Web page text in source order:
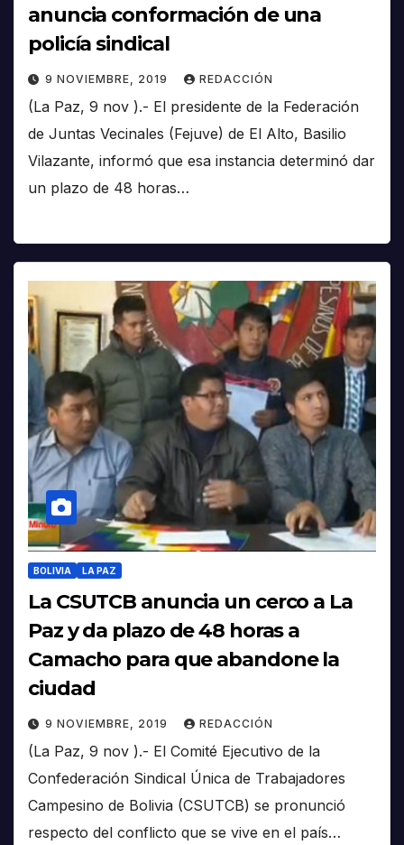
anuncia conformación de una
policía sindical
9 NOVIEMBRE, 2019 REDACCIÓN
(La Paz, 9 nov ).- El presidente de la Federación
de Juntas Vecinales (Fejuve) de El Alto, Basilio
Vilazante, informó que esa instancia determinó dar
un plazo de 48 horas…
BOLIVIA LA PAZ
La CSUTCB anuncia un cerco a La
Paz y da plazo de 48 horas a
Camacho para que abandone la
ciudad
9 NOVIEMBRE, 2019 REDACCIÓN
(La Paz, 9 nov ).- El Comité Ejecutivo de la
Confederación Sindical Única de Trabajadores
Campesino de Bolivia (CSUTCB) se pronunció
respecto del conflicto que se vive en el país…